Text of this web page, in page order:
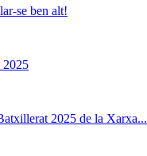
se ben alt!
2025
2025 de la Xarxa...